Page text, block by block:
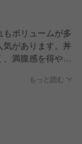
ボリュームが多
気があります。丼
満腹感を得やす
わいが特徴で
味を引き立て、
もっと読む